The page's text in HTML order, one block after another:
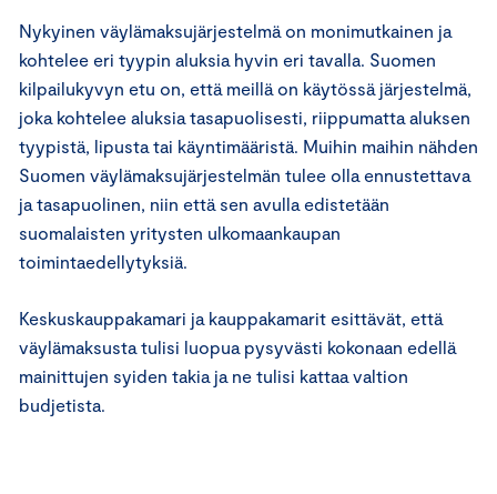
Nykyinen väylämaksujärjestelmä on monimutkainen ja
kohtelee eri tyypin aluksia hyvin eri tavalla. Suomen
kilpailukyvyn etu on, että meillä on käytössä järjestelmä,
joka kohtelee aluksia tasapuolisesti, riippumatta aluksen
tyypistä, lipusta tai käyntimääristä. Muihin maihin nähden
Suomen väylämaksujärjestelmän tulee olla ennustettava
ja tasapuolinen, niin että sen avulla edistetään
suomalaisten yritysten ulkomaankaupan
toimintaedellytyksiä.
Keskuskauppakamari ja kauppakamarit esittävät, että
väylämaksusta tulisi luopua pysyvästi kokonaan edellä
mainittujen syiden takia ja ne tulisi kattaa valtion
budjetista.